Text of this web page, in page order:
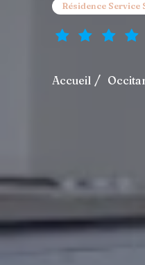
Résidence Service
Accueil